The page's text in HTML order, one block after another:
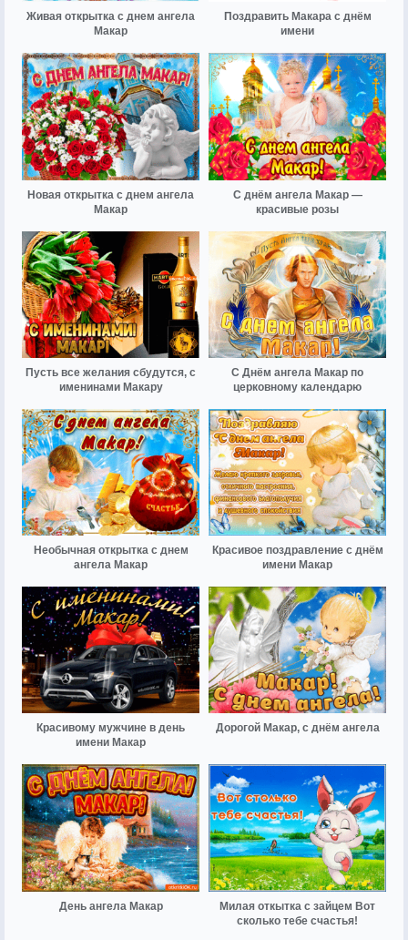
Живая открытка с днем ангела
Макар
Поздравить Макара с днём
имени
Новая открытка с днем ангела
Макар
С днём ангела Макар —
красивые розы
Пусть все желания сбудутся, с
именинами Макару
С Днём ангела Макар по
церковному календарю
Необычная открытка с днем
ангела Макар
Красивое поздравление с днём
имени Макар
Красивому мужчине в день
имени Макар
Дорогой Макар, с днём ангела
День ангела Макар
Милая откытка с зайцем Вот
сколько тебе счастья!